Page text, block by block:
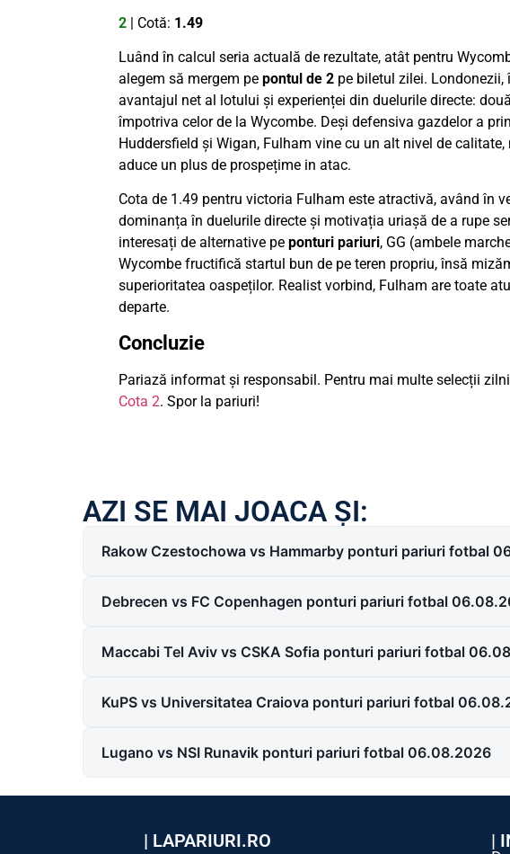
2 | Cotă: 1.49
Luând în calcul seria actuală de rezultate, atât pentru
alegem să mergem pe pontul de 2 pe biletul zilei.
avantajul net al lotului și experienței din duelurile directe:
împotriva celor de la Wycombe. Deși defensiva gazdelor a
Huddersfield și Wigan, Fulham vine cu un alt nivel de
aduce un plus de prospețime in atac.
Cota de 1.49 pentru victoria Fulham este atractivă, având în
dominanța în duelurile directe și motivația uriașă de a rupe
interesați de alternative pe ponturi pariuri, GG (ambele
Wycombe fructifică startul bun de pe teren propriu, însă
superioritatea oaspeților. Realist vorbind, Fulham are toate
departe.
Concluzie
Pariază informat și responsabil. Pentru mai multe selecții
Cota 2. Spor la pariuri!
AZI SE MAI JOACA ȘI:
Rakow Czestochowa vs Hammarby ponturi pariuri fotbal
Debrecen vs FC Copenhagen ponturi pariuri fotbal
Maccabi Tel Aviv vs CSKA Sofia ponturi pariuri fotbal
KuPS vs Universitatea Craiova ponturi pariuri fotbal
Lugano vs NSI Runavik ponturi pariuri fotbal 06.08.2026
| LAPARIURI.RO |